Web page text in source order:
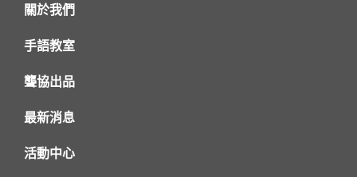
關於我們
手語教室
聾協出品
最新消息
活動中心